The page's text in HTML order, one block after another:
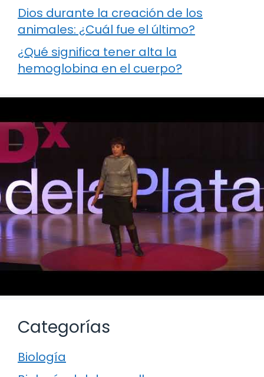
Dios durante la creación de los
animales: ¿Cuál fue el último?
¿Qué significa tener alta la
hemoglobina en el cuerpo?
Categorías
Biología